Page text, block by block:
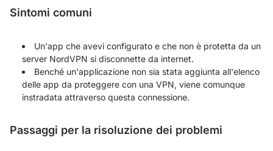
Sintomi comuni
Un'app che avevi configurato e che non è protetta da un
server NordVPN si disconnette da internet.
Benché un'applicazione non sia stata aggiunta all'elenco
delle app da proteggere con una VPN, viene comunque
instradata attraverso questa connessione.
Passaggi per la risoluzione dei problemi